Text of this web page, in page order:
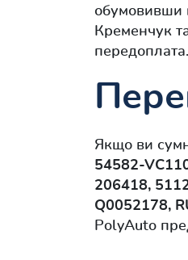
обумовивши
Кременчук
Якщо ви
54582-
206418,
Q0052178,
PolyAuto